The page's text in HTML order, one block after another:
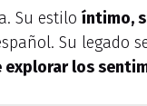
Su estilo íntimo,
Su legado
los